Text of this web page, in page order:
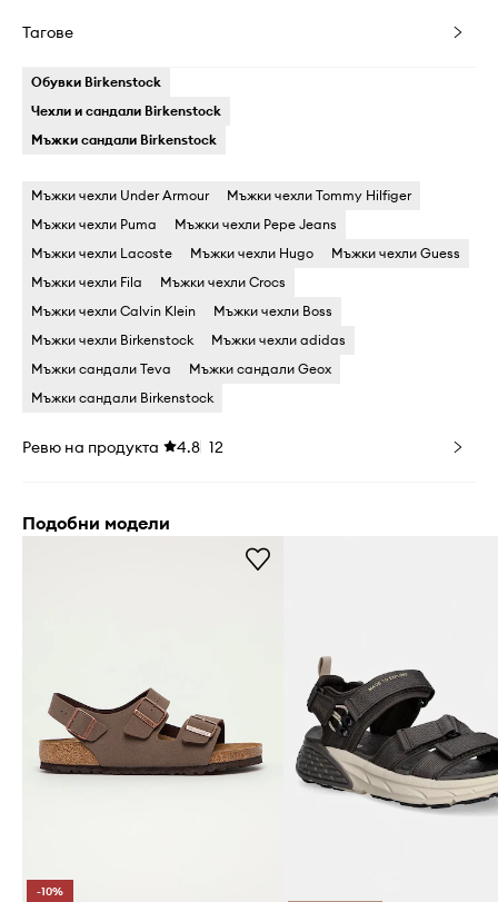
Тагове
Обувки Birkenstock
Чехли и сандали Birkenstock
Мъжки сандали Birkenstock
Мъжки чехли Under Armour
Мъжки чехли Tommy Hilfiger
Мъжки чехли Puma
Мъжки чехли Pepe Jeans
Мъжки чехли Lacoste
Мъжки чехли Hugo
Мъжки чехли Guess
Мъжки чехли Fila
Мъжки чехли Crocs
Мъжки чехли Calvin Klein
Мъжки чехли Boss
Мъжки чехли Birkenstock
Мъжки чехли adidas
Мъжки сандали Teva
Мъжки сандали Geox
Мъжки сандали Birkenstock
Ревю на продукта 4.8 12
Подобни модели
-10%